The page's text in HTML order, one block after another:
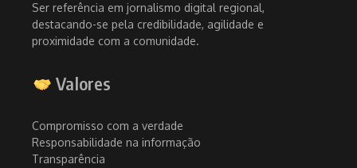
Ser referência em jornalismo digital regional,
destacando-se pela credibilidade, agilidade e
proximidade com a comunidade.
Valores
Compromisso com a verdade
Responsabilidade na informação
Transparência